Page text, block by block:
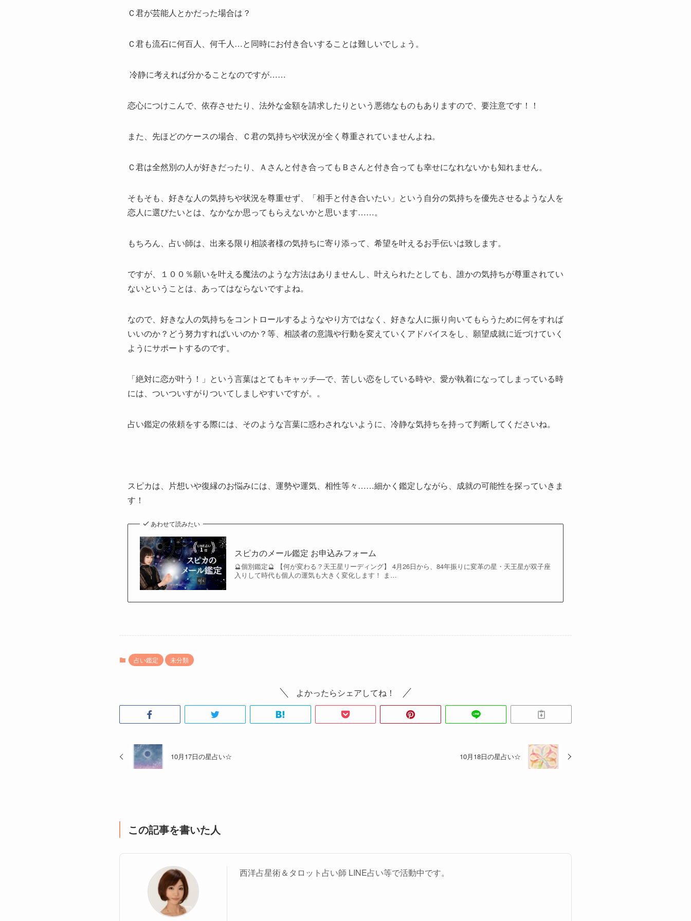
Ｃ君が芸能人とかだった場合は？
Ｃ君も流石に何百人、何千人…と同時にお付き合いすることは難しいでしょう。
冷静に考えれば分かることなのですが……
恋心につけこんで、依存させたり、法外な金額を請求したりという悪徳なものもありますので、要注意です！！
また、先ほどのケースの場合、Ｃ君の気持ちや状況が全く尊重されていませんよね。
Ｃ君は全然別の人が好きだったり、Ａさんと付き合ってもＢさんと付き合っても幸せになれないかも知れません。
そもそも、好きな人の気持ちや状況を尊重せず、「相手と付き合いたい」という自分の気持ちを優先させるような人を
恋人に選びたいとは、なかなか思ってもらえないかと思います……。
もちろん、占い師は、出来る限り相談者様の気持ちに寄り添って、希望を叶えるお手伝いは致します。
ですが、１００％願いを叶える魔法のような方法はありませんし、叶えられたとしても、誰かの気持ちが尊重されてい
ないということは、あってはならないですよね。
なので、好きな人の気持ちをコントロールするようなやり方ではなく、好きな人に振り向いてもらうために何をすれば
いいのか？どう努力すればいいのか？等、相談者の意識や行動を変えていくアドバイスをし、願望成就に近づけていく
ようにサポートするのです。
「絶対に恋が叶う！」という言葉はとてもキャッチ―で、苦しい恋をしている時や、愛が執着になってしまっている時
には、ついついすがりついてしましやすいですが。。
占い鑑定の依頼をする際には、そのような言葉に惑わされないように、冷静な気持ちを持って判断してくださいね。
スピカは、片想いや復縁のお悩みには、運勢や運気、相性等々……細かく鑑定しながら、成就の可能性を探っていきま
す！
あわせて読みたい
スピカのメール鑑定 お申込みフォーム
🔮個別鑑定🔮 【何が変わる？天王星リーディング】 4月26日から、84年振りに変革の星・天王星が双子座
入りして時代も個人の運気も大きく変化します！ ま…
占い鑑定 未分類
よかったらシェアしてね！
10月17日の星占い☆ 10月18日の星占い☆
この記事を書いた人
西洋占星術＆タロット占い師 LINE占い等で活動中です。